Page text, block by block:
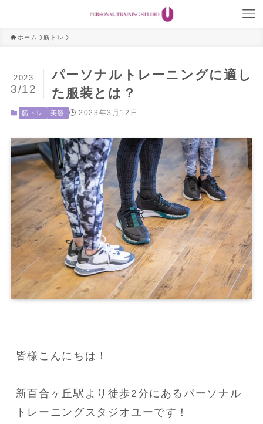
ホーム 筋トレ
パーソナルトレーニングに適し
た服装とは？
2023
3/12
筋トレ 美容 2023年3月12日
皆様こんにちは！
新百合ヶ丘駅より徒歩2分にあるパーソナル
トレーニングスタジオユーです！